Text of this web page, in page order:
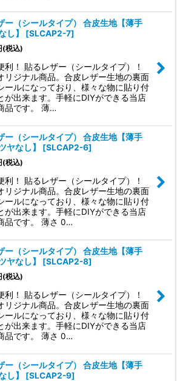
ー（シールタイプ） 合皮生地【薄手
し】
[SLCAP2-7]
(税込)
利！ 貼るレザー（シールタイプ）！
リジナル商品。合皮レザー生地の裏面
ールになっており、様々な物に貼り付
が出来ます。手軽にDIYができる当店
品です。 薄…
ー（シールタイプ） 合皮生地【薄手
ヤなし】
[SLCAP2-6]
(税込)
利！ 貼るレザー（シールタイプ）！
リジナル商品。合皮レザー生地の裏面
ールになっており、様々な物に貼り付
が出来ます。手軽にDIYができる当店
品です。 薄さ 0…
ー（シールタイプ） 合皮生地【薄手
ヤなし】
[SLCAP2-8]
(税込)
利！ 貼るレザー（シールタイプ）！
リジナル商品。合皮レザー生地の裏面
ールになっており、様々な物に貼り付
が出来ます。手軽にDIYができる当店
品です。 薄さ 0…
ー（シールタイプ） 合皮生地【薄手
し】
[SLCAP2-9]